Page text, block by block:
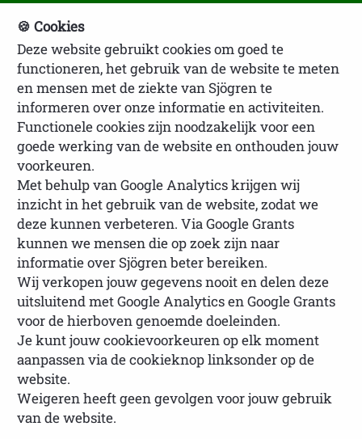
NVSP Ledenlogin
U bevindt zich hier: Homepage
Lotgenoten
Ervaringsverhalen lotgenoten
Anoniem -
Mentale strijd
Anoniem - Mentale strijd
NVSP
Leestijd: 1 minuut
Laatst bijgewerkt: 23 februari 2026
🍪 Cookies
Deze website gebruikt cookies om goed te
functioneren, het gebruik van de website te meten
en mensen met de ziekte van Sjögren te
informeren over onze informatie en activiteiten.
Functionele cookies zijn noodzakelijk voor een
goede werking van de website en onthouden jouw
voorkeuren.
Met behulp van Google Analytics krijgen wij
inzicht in het gebruik van de website, zodat we
deze kunnen verbeteren. Via Google Grants
kunnen we mensen die op zoek zijn naar
informatie over Sjögren beter bereiken.
Wij verkopen jouw gegevens nooit en delen deze
uitsluitend met Google Analytics en Google Grants
voor de hierboven genoemde doeleinden.
Je kunt jouw cookievoorkeuren op elk moment
aanpassen via de cookieknop linksonder op de
website.
Weigeren heeft geen gevolgen voor jouw gebruik
van de website.